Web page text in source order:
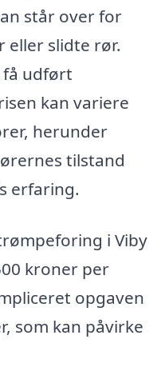
står over for
eller slidte rør.
få udført
kan variere
herunder
tilstand
erfaring.
i Viby
kroner per
opgaven
som kan påvirke